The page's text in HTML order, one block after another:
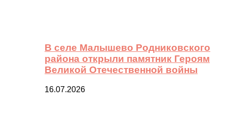
В селе Малышево Родниковского
района открыли памятник Героям
Великой Отечественной войны
16.07.2026